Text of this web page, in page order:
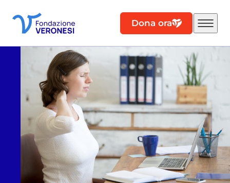
Dona ora